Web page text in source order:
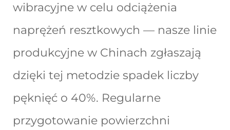
wibracyjne w celu odciążenia
naprężeń resztkowych — nasze linie
produkcyjne w Chinach zgłaszają
dzięki tej metodzie spadek liczby
pęknięć o 40%. Regularne
przygotowanie powierzchni